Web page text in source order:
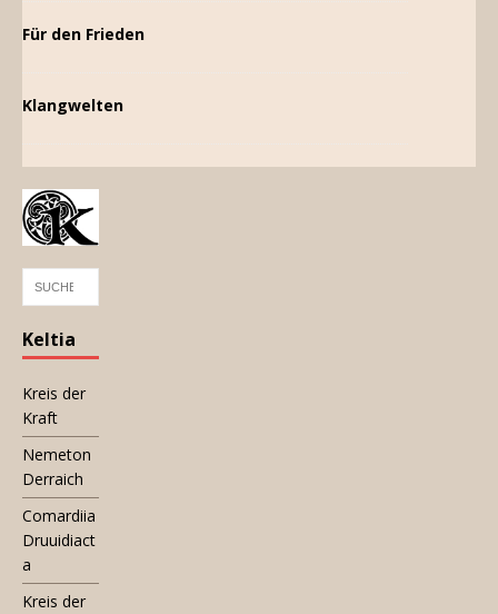
Für den Frieden
Klangwelten
Keltia
Kreis der
Kraft
Nemeton
Derraich
Comardiia
Druuidiact
a
Kreis der